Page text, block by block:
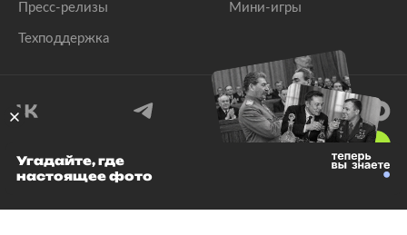
Пресс-релизы
Техподдержка
Мини-игры
© 1999–2026 Все права защищены.
Угадайте, где
настоящее фото